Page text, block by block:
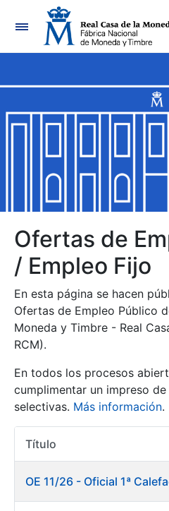
Navegación
Mostrar/Ocultar
Mostrar/Ocultar
Mostrar/Ocultar
Mostrar/Ocultar
Mostrar/Ocultar
Ofertas de
/ Empleo Fijo
En esta página se hacen
Ofertas de Empleo Público
Moneda y Timbre - Real
RCM).
En todos los procesos
cumplimentar un impreso
selectivas. Más información.
Título